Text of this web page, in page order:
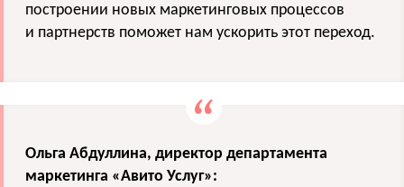
построении новых маркетинговых процессов
и партнерств поможет нам ускорить этот переход.
Ольга Абдуллина, директор департамента
маркетинга «Авито Услуг»: